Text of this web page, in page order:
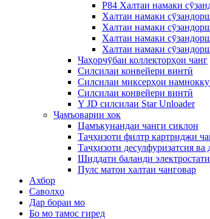
P84 Халтаи намаки
Халтаи намаки
Халтаи намаки
Халтаи намаки
Халтаи намаки
Чаҳорчӯбаи коллекторҳои чанг
Силсилаи конвейери винтӣ
Силсилаи миксерҳои
Силсилаи конвейери винтӣ
Y JD силсилаи Star Unloader
Ҷамъоварии хок
Цамъкунандаи чанги сиклон
Таҷҳизоти филтр картриджи
Таҷҳизоти десулфуризатсия
Шиддати баланди
Пулс матои халтаи чанговар
Ахбор
Саволҳо
Дар бораи мо
Бо мо тамос гиред